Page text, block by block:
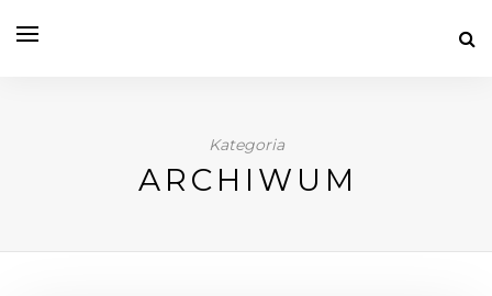
Kategoria
ARCHIWUM